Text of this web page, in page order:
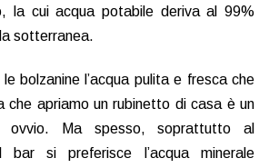
la cui acqua potabile deriva al 99%
sotterranea.
bolzanine l’acqua pulita e fresca che
che apriamo un rubinetto di casa è un
ovvio. Ma spesso, soprattutto al
si preferisce l’acqua minerale